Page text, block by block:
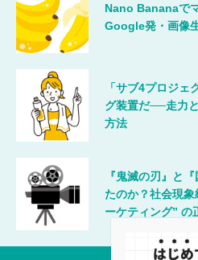
Nano Bananaで
Google発・画像
「サブ4プロジェ
グ装置だ──走力
方法
『鬼滅の刃』と
たのか？社会現
ーケティング” の